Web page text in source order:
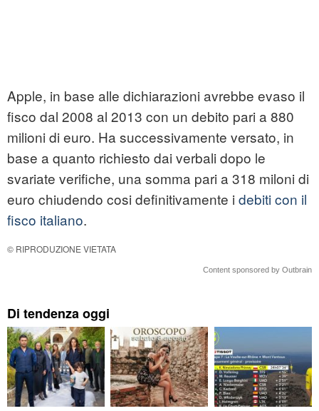
Apple, in base alle dichiarazioni avrebbe evaso il
fisco dal 2008 al 2013 con un debito pari a 880
milioni di euro. Ha successivamente versato, in
base a quanto richiesto dai verbali dopo le
svariate verifiche, una somma pari a 318 miloni di
euro chiudendo cosi definitivamente i debiti con il
fisco italiano.
© RIPRODUZIONE VIETATA
Content sponsored by Outbrain
Di tendenza oggi